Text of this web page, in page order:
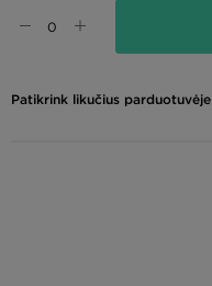
Patikrink likučius parduotuvėje